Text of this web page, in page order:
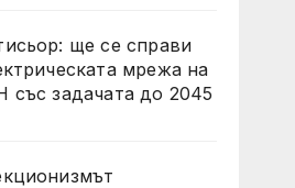
ще се справи
мрежа на
със задачата до 2045